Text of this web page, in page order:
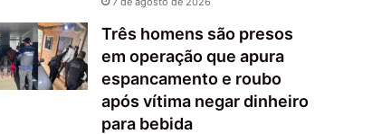
Três homens são presos
em operação que apura
espancamento e roubo
após vítima negar dinheiro
para bebida